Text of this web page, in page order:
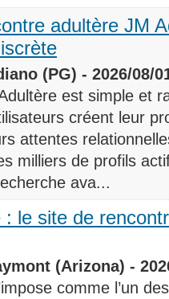
adultère JM
(PG) - 2026/08/
est simple et
créent leur
attentes
milliers de profils
ava...
le site de
(Arizona) -
comme l’un